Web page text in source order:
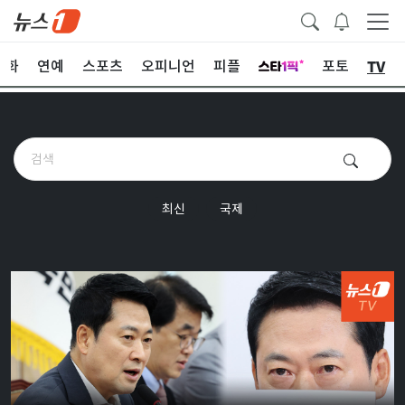
화 연예 스포츠 오피니언 피플 포토 TV
최신 국제